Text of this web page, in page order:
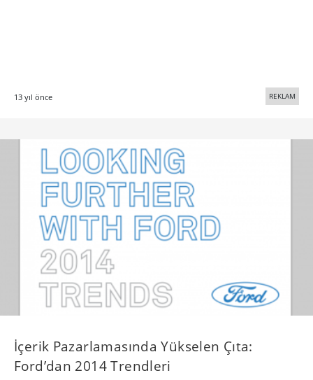
13 yıl önce REKLAM
İçerik Pazarlamasında Yükselen Çıta:
Ford’dan 2014 Trendleri